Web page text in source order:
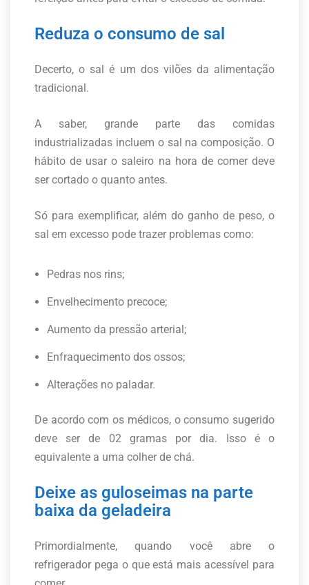
Reduza o consumo de sal
Decerto, o sal é um dos vilões da alimentação
tradicional.
A saber, grande parte das comidas
industrializadas incluem o sal na composição. O
hábito de usar o saleiro na hora de comer deve
ser cortado o quanto antes.
Só para exemplificar, além do ganho de peso, o
sal em excesso pode trazer problemas como:
Pedras nos rins;
Envelhecimento precoce;
Aumento da pressão arterial;
Enfraquecimento dos ossos;
Alterações no paladar.
De acordo com os médicos, o consumo sugerido
deve ser de 02 gramas por dia. Isso é o
equivalente a uma colher de chá.
Deixe as guloseimas na parte
baixa da geladeira
Primordialmente, quando você abre o
refrigerador pega o que está mais acessível para